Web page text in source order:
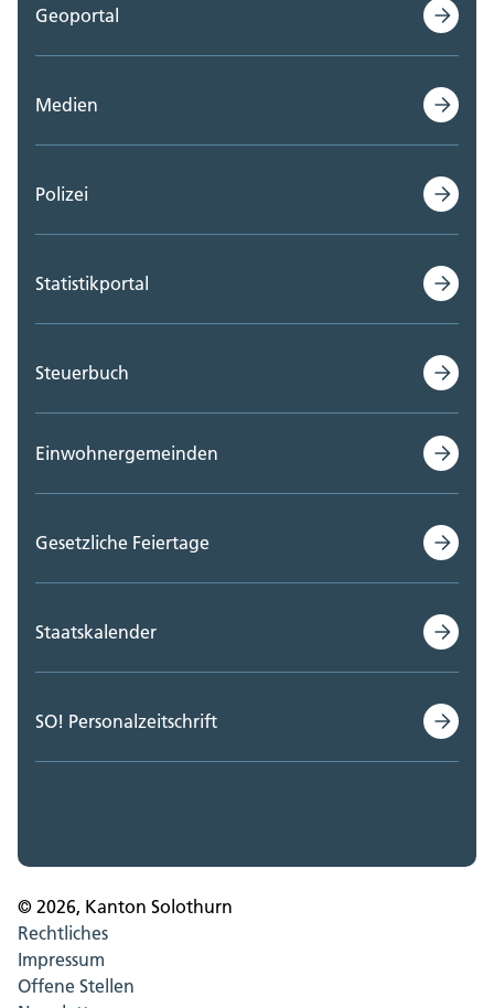
Geoportal
Medien
Polizei
Statistikportal
Steuerbuch
Einwohnergemeinden
Gesetzliche Feiertage
Staatskalender
SO! Personalzeitschrift
© 2026, Kanton Solothurn
Rechtliches
Impressum
Offene Stellen